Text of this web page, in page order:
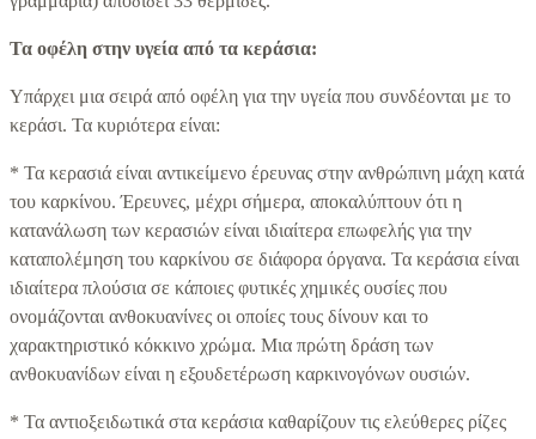
Τα οφέλη στην υγεία από τα κεράσια:
Υπάρχει μια σειρά από οφέλη για την υγεία που συνδέονται με το
κεράσι. Τα κυριότερα είναι:
* Τα κερασιά είναι αντικείμενο έρευνας στην ανθρώπινη μάχη κατά
του καρκίνου. Έρευνες, μέχρι σήμερα, αποκαλύπτουν ότι η
κατανάλωση των κερασιών είναι ιδιαίτερα επωφελής για την
καταπολέμηση του καρκίνου σε διάφορα όργανα. Τα κεράσια είναι
ιδιαίτερα πλούσια σε κάποιες φυτικές χημικές ουσίες που
ονομάζονται ανθοκυανίνες οι οποίες τους δίνουν και το
χαρακτηριστικό κόκκινο χρώμα. Μια πρώτη δράση των
ανθοκυανίδων είναι η εξουδετέρωση καρκινογόνων ουσιών.
* Τα αντιοξειδωτικά στα κεράσια καθαρίζουν τις ελεύθερες ρίζες